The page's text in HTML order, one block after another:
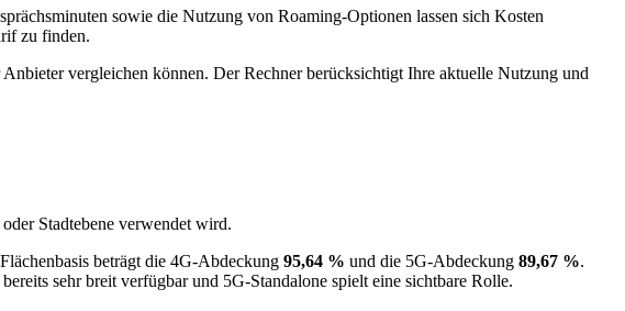
sowie die Nutzung von Roaming‑Optionen lassen sich Kosten
zu finden.
vergleichen können. Der Rechner berücksichtigt Ihre aktuelle Nutzung und
Stadtebene verwendet wird.
beträgt die 4G‑Abdeckung 95,64 % und die 5G‑Abdeckung 89,67 %.
sehr breit verfügbar und 5G‑Standalone spielt eine sichtbare Rolle.